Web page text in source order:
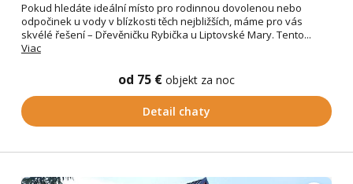
Pokud hledáte ideální místo pro rodinnou dovolenou nebo
odpočinek u vody v blízkosti těch nejbližších, máme pro vás
skvélé řešení – Dřevěničku Rybička u Liptovské Mary. Tento...
Viac
od 75 € objekt za noc
Detail chaty